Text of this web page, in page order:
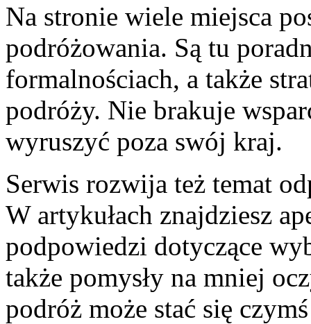
Na stronie wiele miejsca
podróżowania. Są tu
formalnościach, a także
podróży. Nie brakuje
wyruszyć poza swój kraj.
Serwis rozwija też temat
W artykułach znajdziesz
podpowiedzi dotyczące
także pomysły na mniej
podróż może stać się